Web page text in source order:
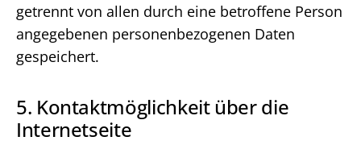
getrennt von allen durch eine betroffene Person
angegebenen personenbezogenen Daten
gespeichert.
5. Kontaktmöglichkeit über die
Internetseite